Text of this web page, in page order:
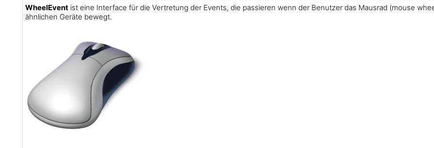
WheelEventist eine Interface für die Vertretung der Events, die passieren wenn der Benutzer das Mausrad (mouse
ähnlichen Geräte bewegt.